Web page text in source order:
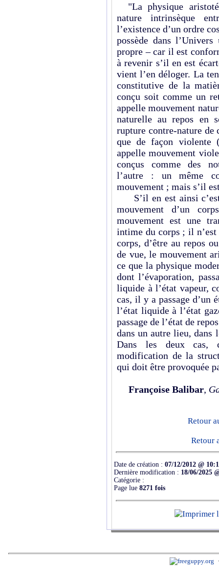
"La physique
nature intrinsèque
l’existence d’un ordre
possède dans
propre – car il est
à revenir s’il en est
vient l’en déloger. La
constitutive de la
conçu soit comme un
appelle mouvement
naturelle au repos en
rupture contre-nature de
que de façon violente
appelle mouvement
conçus comme des
l’autre : un même
mouvement ; mais s’il
S’il en est ainsi
mouvement d’un
mouvement est une
intime du corps ; il
corps, d’être au repos
de vue, le mouvement
ce que la physique
dont l’évaporation,
liquide à l’état vapeur,
cas, il y a passage d’un
l’état liquide à l’état
passage de l’état de
dans un autre lieu, dans
Dans les deux cas,
modification de la
qui doit être provoquée
Françoise Balibar,
Retour
Retour
Date de création : 07/12/2012 @
Dernière modification : 18/06/2025
Catégorie :
Page lue 8271 fois